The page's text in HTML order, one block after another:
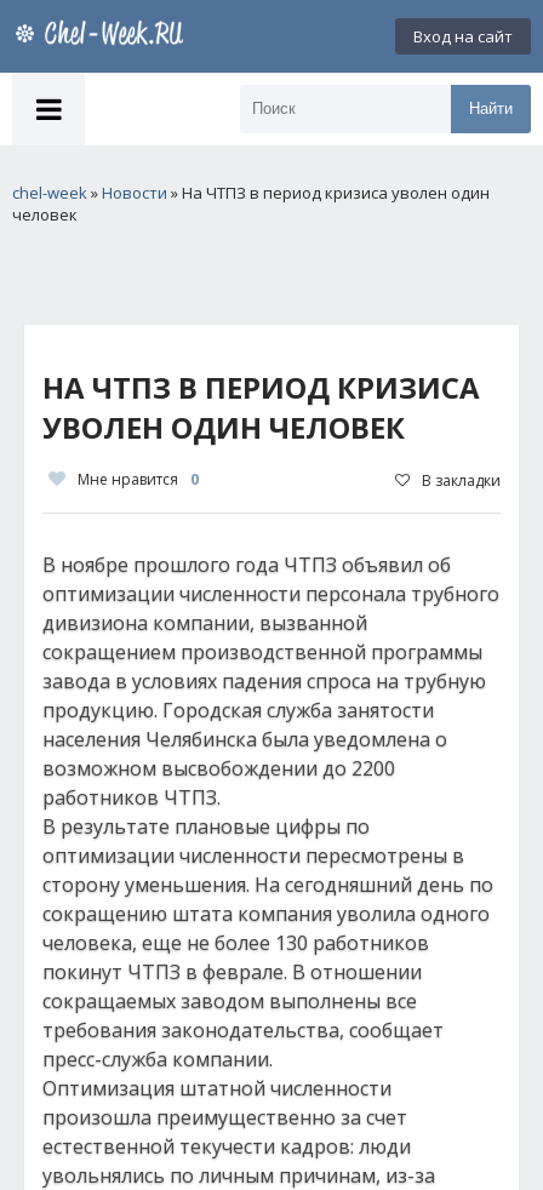
Вход на сайт
Найти
chel-week»Новости » На ЧТПЗ в период кризиса уволен один
человек
НА ЧТПЗ В ПЕРИОД КРИЗИСА
УВОЛЕН ОДИН ЧЕЛОВЕК
Мне нравится 0 В закладки
В ноябре прошлого года ЧТПЗ объявил об
оптимизации численности персонала трубного
дивизиона компании, вызванной
сокращением производственной программы
завода в условиях падения спроса на трубную
продукцию. Городская служба занятости
населения Челябинска была уведомлена о
возможном высвобождении до 2200
работников ЧТПЗ.
В результате плановые цифры по
оптимизации численности пересмотрены в
сторону уменьшения. На сегодняшний день по
сокращению штата компания уволила одного
человека, еще не более 130 работников
покинут ЧТПЗ в феврале. В отношении
сокращаемых заводом выполнены все
требования законодательства, сообщает
пресс-служба компании.
Оптимизация штатной численности
произошла преимущественно за счет
естественной текучести кадров: люди
увольнялись по личным причинам, из-за